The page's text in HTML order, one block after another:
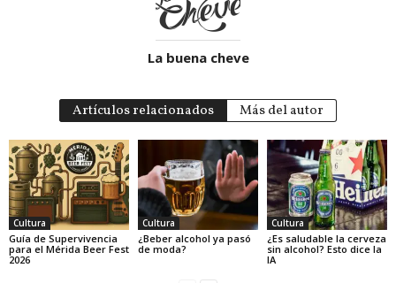
La buena cheve
Artículos relacionados Más del autor
Cultura
Guía de Supervivencia
para el Mérida Beer Fest
2026
Cultura
¿Beber alcohol ya pasó
de moda?
Cultura
¿Es saludable la cerveza
sin alcohol? Esto dice la
IA